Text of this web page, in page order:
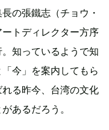
の張鐵志（チョウ・
トディレクター方序
知っているようで知
今」を案内してもら
る昨今、台湾の文化
あるだろう。